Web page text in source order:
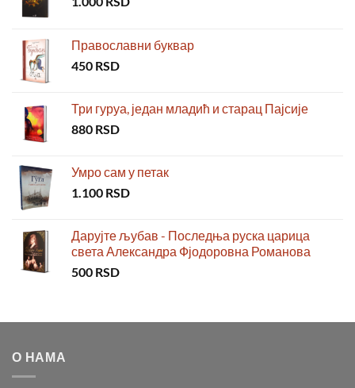
Православни буквар
450 RSD
Три гуруа, један младић и старац Пајсије
880 RSD
Умро сам у петак
1.100 RSD
Дарујте љубав - Последња руска царица
света Александра Фјодоровна Романова
500 RSD
О НАМА